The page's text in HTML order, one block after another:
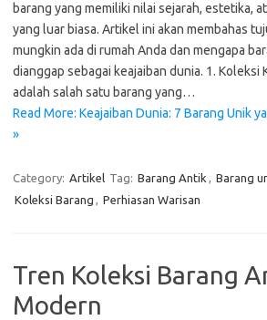
barang yang memiliki nilai sejarah, estetika,
yang luar biasa. Artikel ini akan membahas
mungkin ada di rumah Anda dan mengapa
dianggap sebagai keajaiban dunia. 1. Koleksi
adalah salah satu barang yang…
Read More: Keajaiban Dunia: 7 Barang Unik
»
Category: Artikel Tag: Barang Antik , Barang
Koleksi Barang , Perhiasan Warisan
Tren Koleksi Barang
Modern